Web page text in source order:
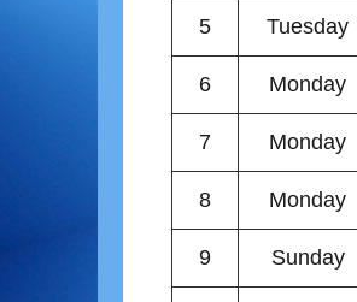
5 Tuesday
6 Monday
7 Monday
8 Monday
9 Sunday